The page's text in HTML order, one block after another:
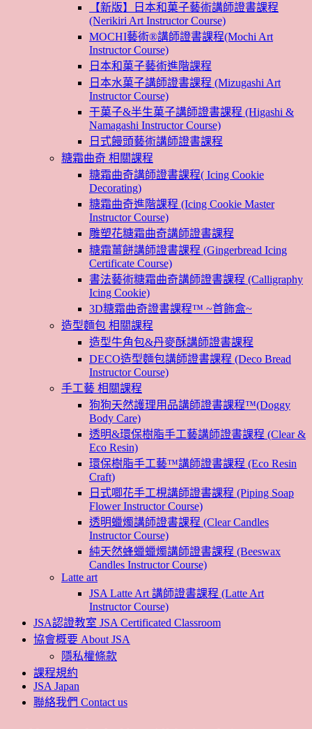
【新版】日本和菓子藝術講師證書課程
(Nerikiri Art Instructor Course)
MOCHI藝術®講師證書課程(Mochi Art
Instructor Course)
日本和菓子藝術進階課程
日本水菓子講師證書課程 (Mizugashi Art
Instructor Course)
干菓子&半生菓子講師證書課程 (Higashi &
Namagashi Instructor Course)
日式饅頭藝術講師證書課程
糖霜曲奇 相關課程
糖霜曲奇講師證書課程( Icing Cookie
Decorating)
糖霜曲奇進階課程 (Icing Cookie Master
Instructor Course)
雕塑花糖霜曲奇講師證書課程
糖霜薑餅講師證書課程 (Gingerbread Icing
Certificate Course)
書法藝術糖霜曲奇講師證書課程 (Calligraphy
Icing Cookie)
3D糖霜曲奇證書課程™ ~首飾盒~
造型麵包 相關課程
造型牛角包&丹麥酥講師證書課程
DECO造型麵包講師證書課程 (Deco Bread
Instructor Course)
手工藝 相關課程
狗狗天然護理用品講師證書課程™(Doggy
Body Care)
透明&環保樹脂手工藝講師證書課程 (Clear &
Eco Resin)
環保樹脂手工藝™講師證書課程 (Eco Resin
Craft)
日式唧花手工梘講師證書課程 (Piping Soap
Flower Instructor Course)
透明蠟燭講師證書課程 (Clear Candles
Instructor Course)
純天然蜂蠟蠟燭講師證書課程 (Beeswax
Candles Instructor Course)
Latte art
JSA Latte Art 講師證書課程 (Latte Art
Instructor Course)
JSA認證教室 JSA Certificated Classroom
協會概要 About JSA
隱私權條款
課程規約
JSA Japan
聯絡我們 Contact us